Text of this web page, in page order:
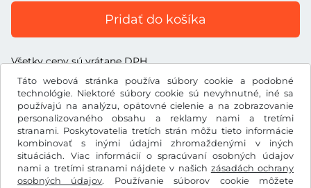
Táto webová stránka používa súbory cookie a podobné
technológie. Niektoré súbory cookie sú nevyhnutné, iné sa
používajú na analýzu, opätovné cielenie a na zobrazovanie
personalizovaného obsahu a reklamy nami a tretími
stranami. Poskytovatelia tretích strán môžu tieto informácie
kombinovať s inými údajmi zhromaždenými v iných
situáciách. Viac informácií o spracúvaní osobných údajov
nami a tretími stranami nájdete v našich zásadách ochrany
osobných údajov. Používanie súborov cookie môžete
Pridať do košíka
Všetky ceny sú vrátane DPH.
€EUR
Facebook Instagram